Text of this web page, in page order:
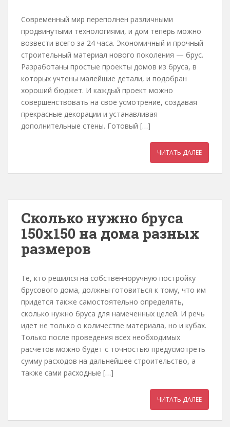
Современный мир переполнен различными
продвинутыми технологиями, и дом теперь можно
возвести всего за 24 часа. Экономичный и прочный
строительный материал нового поколения — брус.
Разработаны простые проекты домов из бруса, в
которых учтены малейшие детали, и подобран
хороший бюджет. И каждый проект можно
совершенствовать на свое усмотрение, создавая
прекрасные декорации и устанавливая
дополнительные стены. Готовый […]
ЧИТАТЬ ДАЛЕЕ
Сколько нужно бруса
150х150 на дома разных
размеров
Те, кто решился на собственноручную постройку
брусового дома, должны готовиться к тому, что им
придется также самостоятельно определять,
сколько нужно бруса для намеченных целей. И речь
идет не только о количестве материала, но и кубах.
Только после проведения всех необходимых
расчетов можно будет с точностью предусмотреть
сумму расходов на дальнейшее строительство, а
также сами расходные […]
ЧИТАТЬ ДАЛЕЕ